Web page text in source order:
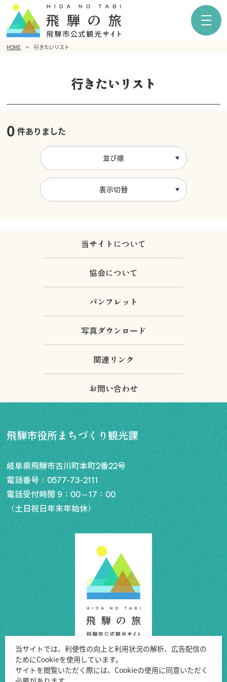
HOME 行きたいリスト
行きたいリスト
0 件ありました
並び順
表示切替
当サイトについて
協会について
パンフレット
写真ダウンロード
関連リンク
お問い合わせ
飛騨市役所まちづくり観光課
岐阜県飛騨市古川町本町2番22号
電話番号： 0577-73-2111
電話受付時間 9：00～17：00
（土日祝日年末年始休）
Copyright ©Hida City.
当サイトでは、利便性の向上と利用状況の解析、広告配信の
ためにCookieを使用しています。
サイトを閲覧いただく際には、Cookieの使用に同意いただく